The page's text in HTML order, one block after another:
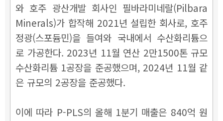
와 호주 광산개발 회사인 필바라미네랄(Pilbara
Minerals)가 합작해 2021년 설립한 회사로, 호주
정광(스포듐민)을 들여와 국내에서 수산화리튬으
로 가공한다. 2023년 11월 연산 2만1500톤 규모
수산화리튬 1공장을 준공했으며, 2024년 11월 같
은 규모의 2공장을 준공했다.
이에 따라 P-PLS의 올해 1분기 매출은 840억 원